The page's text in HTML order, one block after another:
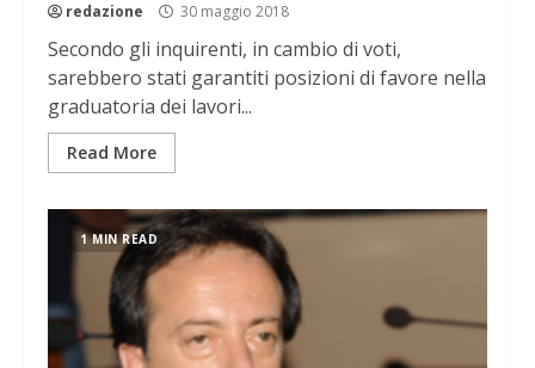
redazione 30 maggio 2018
Secondo gli inquirenti, in cambio di voti,
sarebbero stati garantiti posizioni di favore nella
graduatoria dei lavori...
Read More
1 MIN READ